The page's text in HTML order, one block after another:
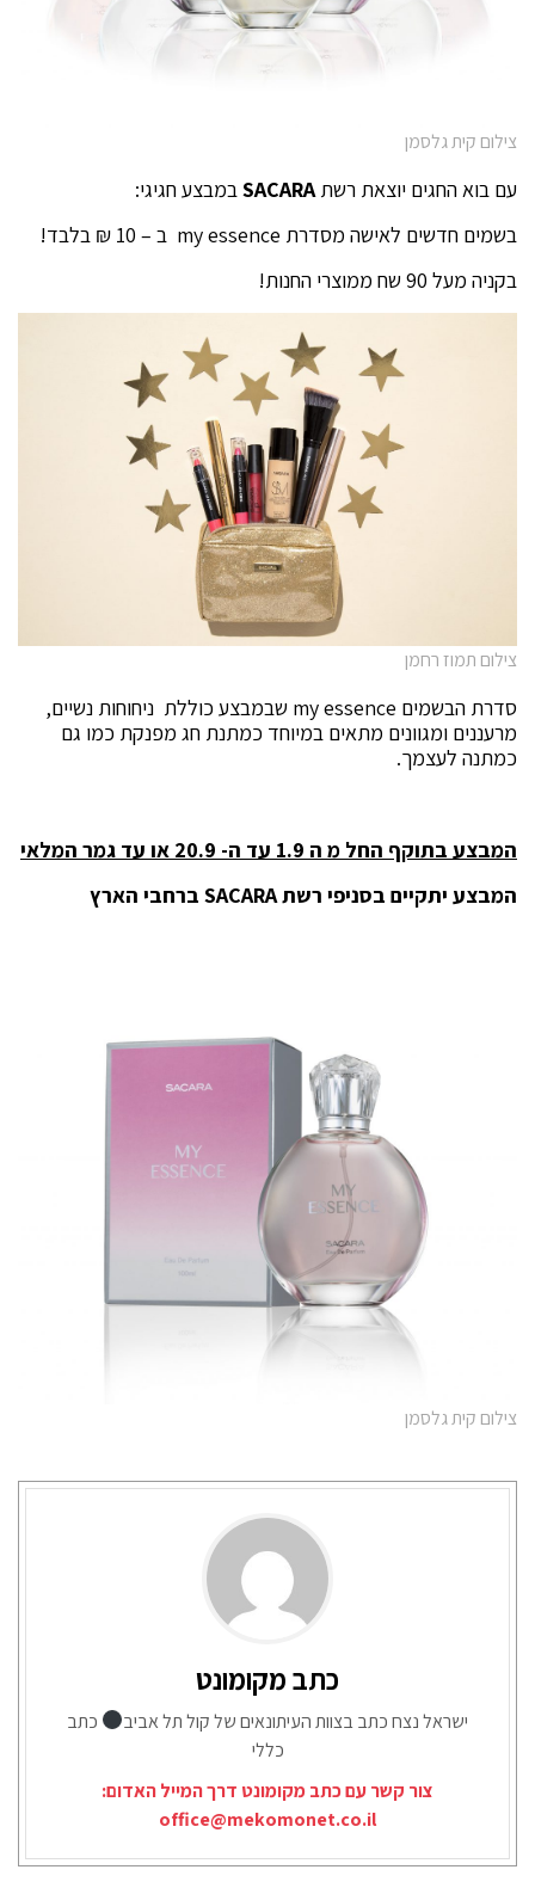
צילום קית גלסמן
עם בוא החגים יוצאת רשתSACARAבמבצע חגיגי:
בשמים חדשים לאישה מסדרת my essence ב – 10 ₪ בלבד!
בקניה מעל 90 שח ממוצרי החנות!
צילום תמוז רחמן
סדרת הבשמים my essence שבמבצע כוללת ניחוחות נשיים,
מרעננים ומגוונים מתאים במיוחד כמתנת חג מפנקת כמו גם
כמתנה לעצמך.
המבצע בתוקף החל מ ה 1.9 עד ה- 20.9 או עד גמר המלאי
המבצע יתקיים בסניפי רשתSACARA ברחבי הארץ
צילום קית גלסמן
כתב מקומונט
ישראל נצח כתב בצוות העיתונאים של קול תל אביב
כתב
כללי
צור קשר עם כתב מקומונט דרך המייל האדום:
office@mekomonet.co.il